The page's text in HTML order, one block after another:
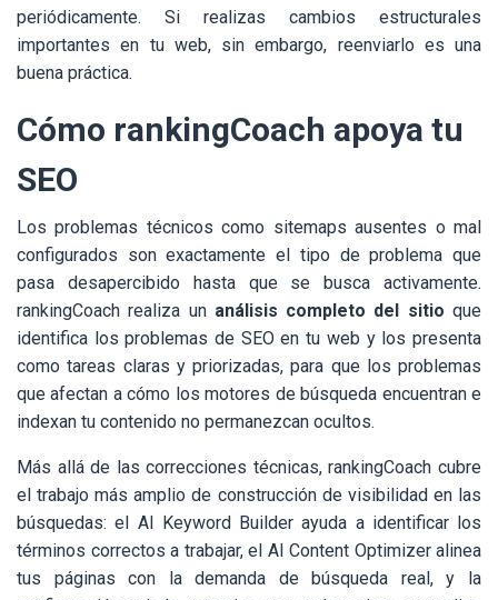
periódicamente. Si realizas cambios estructurales
importantes en tu web, sin embargo, reenviarlo es una
buena práctica.
Cómo rankingCoach apoya tu
SEO
Los problemas técnicos como sitemaps ausentes o mal
configurados son exactamente el tipo de problema que
pasa desapercibido hasta que se busca activamente.
rankingCoach realiza un análisis completo del sitio que
identifica los problemas de SEO en tu web y los presenta
como tareas claras y priorizadas, para que los problemas
que afectan a cómo los motores de búsqueda encuentran e
indexan tu contenido no permanezcan ocultos.
Más allá de las correcciones técnicas, rankingCoach cubre
el trabajo más amplio de construcción de visibilidad en las
búsquedas: el AI Keyword Builder ayuda a identificar los
términos correctos a trabajar, el AI Content Optimizer alinea
tus páginas con la demanda de búsqueda real, y la